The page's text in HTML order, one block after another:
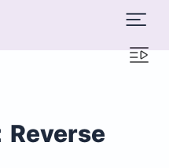
Reverse